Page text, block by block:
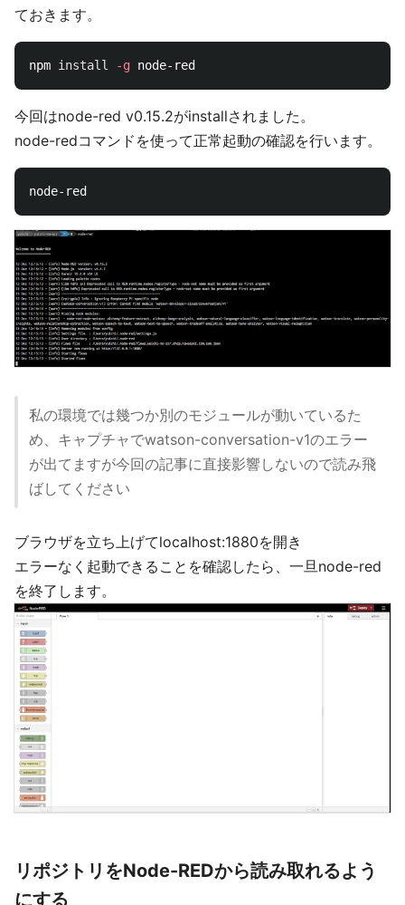
ておきます。
npm install -g
今回はnode-red v0.15.2がinstallされました。
node-redコマンドを使って正常起動の確認を行います。
私の環境では幾つか別のモジュールが動いているた
め、キャプチャでwatson-conversation-v1のエラー
が出てますが今回の記事に直接影響しないので読み飛
ばしてください
ブラウザを立ち上げてlocalhost:1880を開き
エラーなく起動できることを確認したら、一旦node-red
を終了します。
リポジトリをNode-REDから読み取れるよう
にする